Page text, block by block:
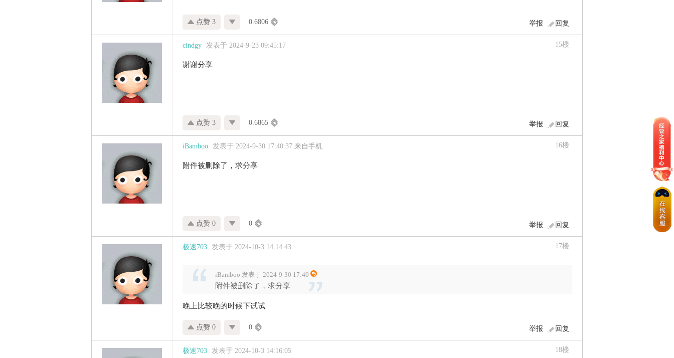
回复
举报
点赞 3 0.6806
15楼
cindgy 发表于 2024-9-23 09:45:17
谢谢分享
回复
举报
点赞 3 0.6865
16楼
iBamboo 发表于 2024-9-30 17:40:37 来自手机
附件被删除了，求分享
回复
举报
点赞 0 0
17楼
极速703 发表于 2024-10-3 14:14:43
iBamboo 发表于 2024-9-30 17:40
附件被删除了，求分享
晚上比较晚的时候下试试
回复
举报
点赞 0 0
18楼
极速703 发表于 2024-10-3 14:16:05